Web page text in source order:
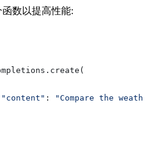
数以提高性能:
"content" :
"Compare the